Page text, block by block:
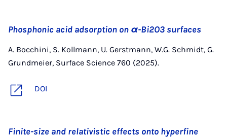
Phosphonic acid adsorption on α-Bi2O3 surfaces
A. Bocchini, S. Kollmann, U. Gerstmann, W.G. Schmidt, G.
Grundmeier, Surface Science 760 (2025).
DOI
Finite-size and relativistic effects onto hyperfine